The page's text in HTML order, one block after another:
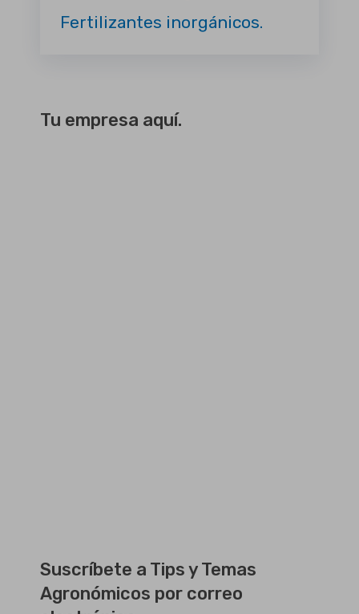
Fertilizantes inorgánicos.
Tu empresa aquí.
Suscríbete a Tips y Temas
Agronómicos por correo